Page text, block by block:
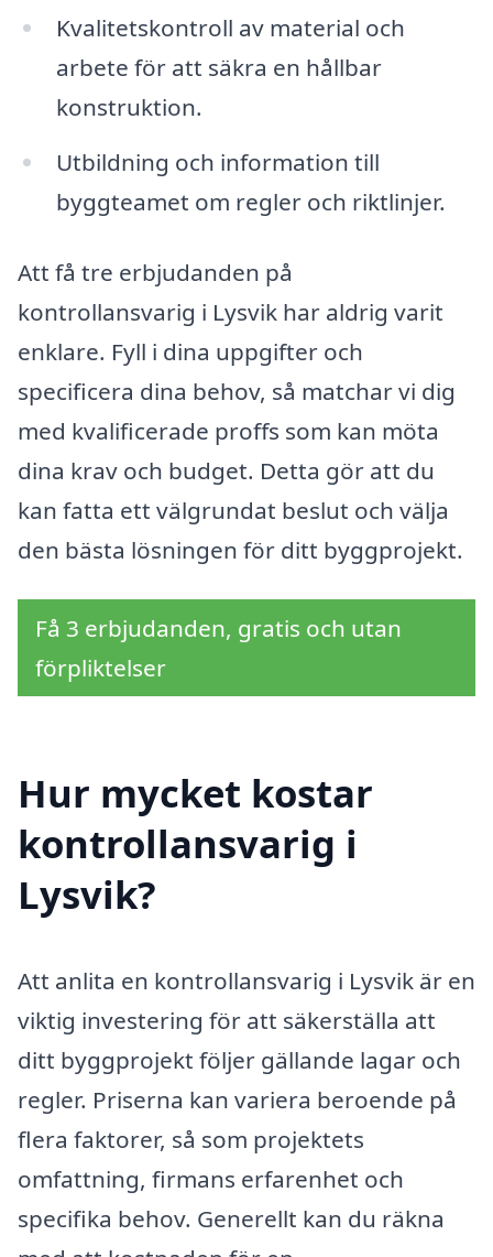
Kvalitetskontroll av material och
arbete för att säkra en hållbar
konstruktion.
Utbildning och information till
byggteamet om regler och riktlinjer.
Att få tre erbjudanden på
kontrollansvarig i Lysvik har aldrig varit
enklare. Fyll i dina uppgifter och
specificera dina behov, så matchar vi dig
med kvalificerade proffs som kan möta
dina krav och budget. Detta gör att du
kan fatta ett välgrundat beslut och välja
den bästa lösningen för ditt byggprojekt.
Få 3 erbjudanden, gratis och utan
förpliktelser
Hur mycket kostar
kontrollansvarig i
Lysvik?
Att anlita en kontrollansvarig i Lysvik är en
viktig investering för att säkerställa att
ditt byggprojekt följer gällande lagar och
regler. Priserna kan variera beroende på
flera faktorer, så som projektets
omfattning, firmans erfarenhet och
specifika behov. Generellt kan du räkna